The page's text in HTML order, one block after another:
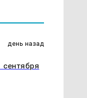
день назад
сентября